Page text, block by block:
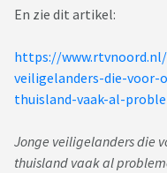
En zie dit artikel:
https://
veiligelanders-die-voor-
thuisland-vaak-al-
Jonge veiligelanders die
thuisland vaak al